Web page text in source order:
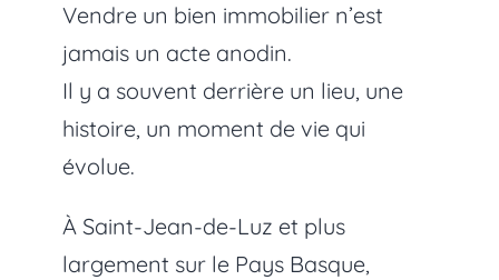
Vendre un bien immobilier n’est
jamais un acte anodin.
Il y a souvent derrière un lieu, une
histoire, un moment de vie qui
évolue.
À Saint-Jean-de-Luz et plus
largement sur le Pays Basque,